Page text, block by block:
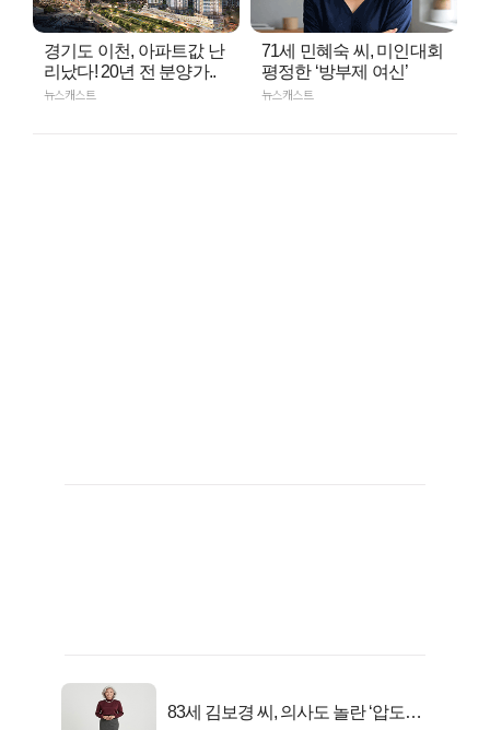
경기도 이천, 아파트값 난
리났다! 20년 전 분양가..
뉴스캐스트
71세 민혜숙 씨, 미인대회
평정한 ‘방부제 여신’
뉴스캐스트
83세 김보경 씨, 의사도 놀란 ‘압도적